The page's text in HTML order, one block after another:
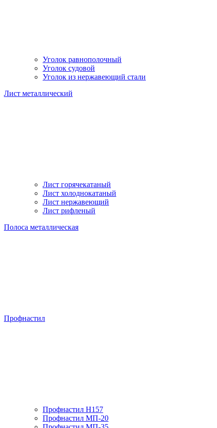
Уголок равнополочный
Уголок судовой
Уголок из нержавеющий стали
Лист металлический
Лист горячекатаный
Лист холоднокатаный
Лист нержавеющий
Лист рифленый
Полоса металлическая
Профнастил
Профнастил H157
Профнастил МП-20